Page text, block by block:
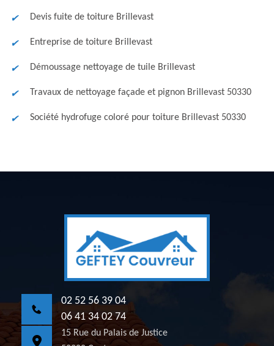
Devis fuite de toiture Brillevast
Entreprise de toiture Brillevast
Démoussage nettoyage de tuile Brillevast
Travaux de nettoyage façade et pignon Brillevast 50330
Société hydrofuge coloré pour toiture Brillevast 50330
02 52 56 39 04
06 41 34 02 74
15 Rue du Palais de Justice